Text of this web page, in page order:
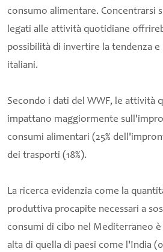
consumo alimentare. Concentrarsi
legati alle attività quotidiane
possibilità di invertire la tendenza
italiani.
Secondo i dati del WWF, le attività
impattano maggiormente
consumi alimentari (25%
dei trasporti (18%).
La ricerca evidenzia come la
produttiva procapite necessari a
consumi di cibo nel Mediterraneo è
alta di quella di paesi come l'India